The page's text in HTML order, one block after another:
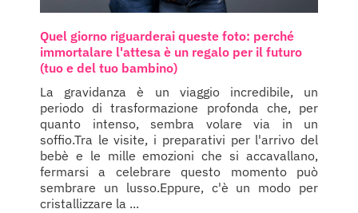
Quel giorno riguarderai queste foto: perché
immortalare l'attesa è un regalo per il futuro
(tuo e del tuo bambino)
La gravidanza è un viaggio incredibile, un
periodo di trasformazione profonda che, per
quanto intenso, sembra volare via in un
soffio.Tra le visite, i preparativi per l'arrivo del
bebè e le mille emozioni che si accavallano,
fermarsi a celebrare questo momento può
sembrare un lusso.Eppure, c'è un modo per
cristallizzare la ...